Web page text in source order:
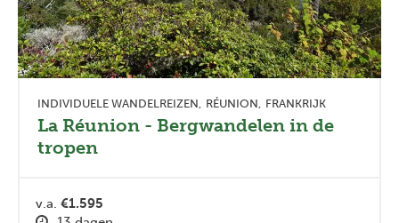
INDIVIDUELE WANDELREIZEN RÉUNION FRANKRIJK
La Réunion - Bergwandelen in de
tropen
v.a. €1.595